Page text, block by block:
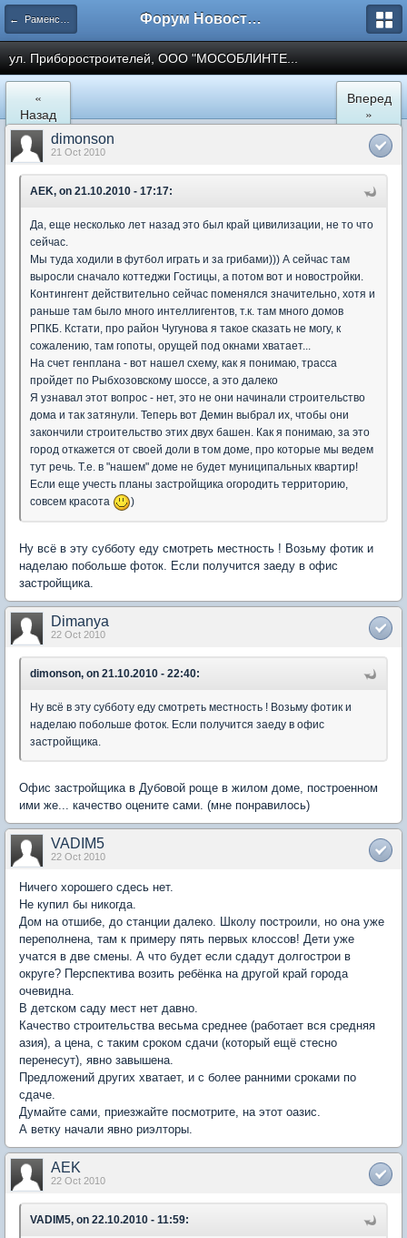
← Раменское Форум Новостройки
ул. Приборостроителей, ООО "МОСОБЛИНТЕ...
«
Назад
Вперед
»
dimonson
21 Oct 2010
AEK, on 21.10.2010 - 17:17:
Да, еще несколько лет назад это был край цивилизации, не то что
сейчас.
Мы туда ходили в футбол играть и за грибами))) А сейчас там
выросли сначало коттеджи Гостицы, а потом вот и новостройки.
Контингент действительно сейчас поменялся значительно, хотя и
раньше там было много интеллигентов, т.к. там много домов
РПКБ. Кстати, про район Чугунова я такое сказать не могу, к
сожалению, там гопоты, орущей под окнами хватает...
На счет генплана - вот нашел схему, как я понимаю, трасса
пройдет по Рыбхозовскому шоссе, а это далеко
Я узнавал этот вопрос - нет, это не они начинали строительство
дома и так затянули. Теперь вот Демин выбрал их, чтобы они
закончили строительство этих двух башен. Как я понимаю, за это
город откажется от своей доли в том доме, про которые мы ведем
тут речь. Т.е. в "нашем" доме не будет муниципальных квартир!
Если еще учесть планы застройщика огородить территорию,
совсем красота
)
Ну всё в эту субботу еду смотреть местность ! Возьму фотик и
наделаю побольше фоток. Если получится заеду в офис
застройщика.
Dimanya
22 Oct 2010
dimonson, on 21.10.2010 - 22:40:
Ну всё в эту субботу еду смотреть местность ! Возьму фотик и
наделаю побольше фоток. Если получится заеду в офис
застройщика.
Офис застройщика в Дубовой роще в жилом доме, построенном
ими же... качество оцените сами. (мне понравилось)
VADIM5
22 Oct 2010
Ничего хорошего сдесь нет.
Не купил бы никогда.
Дом на отшибе, до станции далеко. Школу построили, но она уже
переполнена, там к примеру пять первых клоссов! Дети уже
учатся в две смены. А что будет если сдадут долгострои в
округе? Перспектива возить ребёнка на другой край города
очевидна.
В детском саду мест нет давно.
Качество строительства весьма среднее (работает вся средняя
азия), а цена, с таким сроком сдачи (который ещё стесно
перенесут), явно завышена.
Предложений других хватает, и с более ранними сроками по
сдаче.
Думайте сами, приезжайте посмотрите, на этот оазис.
А ветку начали явно риэлторы.
AEK
22 Oct 2010
VADIM5, on 22.10.2010 - 11:59: